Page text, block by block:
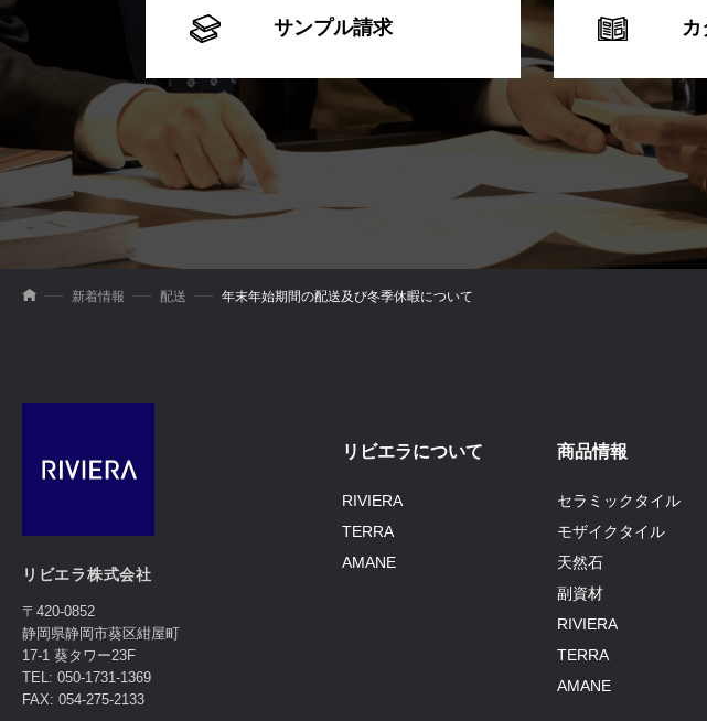
サンプル請求
新着情報 配送 年末年始期間の配送及び冬季休暇について
リビエラ株式会社
〒420-0852
静岡県静岡市葵区紺屋町
17-1 葵タワー23F
TEL: 050-1731-1369
FAX: 054-275-2133
リビエラについて
RIVIERA
TERRA
AMANE
商品情報
セラミックタイル
モザイクタイル
天然石
副資材
RIVIERA
TERRA
AMANE